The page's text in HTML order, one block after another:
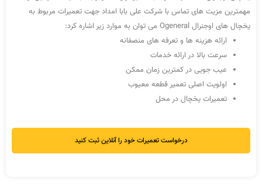
مهمترین مزیت های تماس با شرکت علی بابا امداد جهت تعمیرات مربوط به
یخچال های اوجنرال Ogeneral می توان به موارد زیر اشاره کرد:
ارائه هزینه ها و تعرفه های منصفانه
سرعت بالا در ارائه خدمات
عیب جویی در کمترین زمان ممکن
اولویت اصلی تعمیر قطعه معیوب
تعمیرات یخچال در محل
درخواست تعمیرات خود را آنلاین ثبت کنید